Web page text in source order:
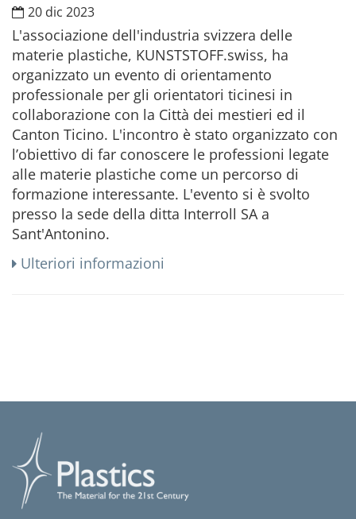
20 dic 2023
L'associazione dell'industria svizzera delle
materie plastiche, KUNSTSTOFF.swiss, ha
organizzato un evento di orientamento
professionale per gli orientatori ticinesi in
collaborazione con la Città dei mestieri ed il
Canton Ticino. L'incontro è stato organizzato con
l’obiettivo di far conoscere le professioni legate
alle materie plastiche come un percorso di
formazione interessante. L'evento si è svolto
presso la sede della ditta Interroll SA a
Sant'Antonino.
Ulteriori informazioni